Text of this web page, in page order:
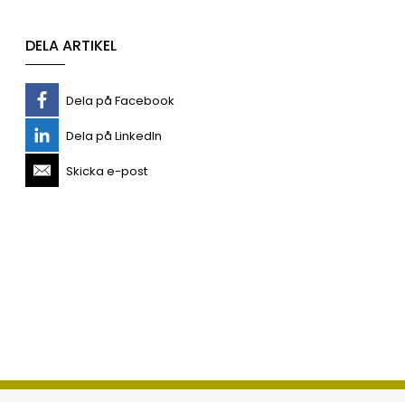
DELA ARTIKEL
Dela på Facebook
Dela på LinkedIn
Skicka e-post